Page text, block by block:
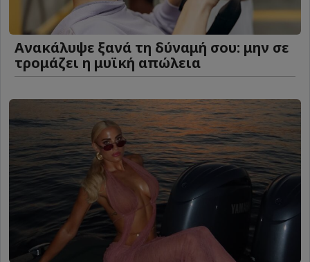
Ανακάλυψε ξανά τη δύναμή σου: μην σε
τρομάζει η μυϊκή απώλεια